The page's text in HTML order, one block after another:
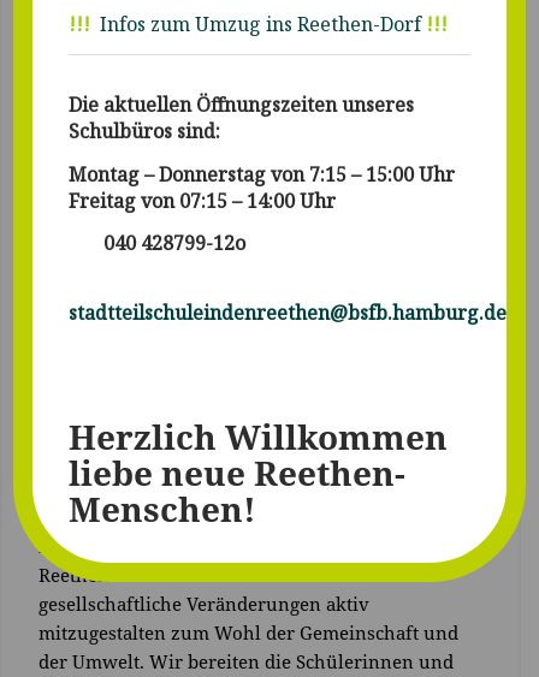
MITGESTALTEN
Alle
Lebenstüchtigkeit & Welt verstehen
Wie wollen wir in Zukunft leben und was sind wir
bereit dafür zu tun? In der Stadtteilschule In den
Reethen lernen Schülerinnen und Schüler
gesellschaftliche Veränderungen aktiv
mitzugestalten zum Wohl der Gemeinschaft und
der Umwelt. Wir bereiten die Schülerinnen und
!!! Infos zum Umzug ins Reethen-Dorf !!!
Die aktuellen Öffnungszeiten unseres
Schulbüros sind:
Montag – Donnerstag von 7:15 – 15:00 Uhr
Freitag von 07:15 – 14:00 Uhr
040 428799-12o
stadtteilschuleindenreethen@bsfb.hamburg.de
Herzlich Willkommen
liebe neue Reethen-
Menschen!